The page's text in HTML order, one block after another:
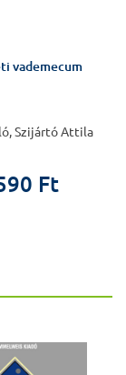
vademecum
Szijártó Attila
Ft